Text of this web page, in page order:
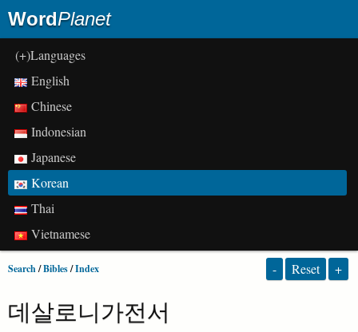
WordPlanet
(+)Languages
English
Chinese
Indonesian
Japanese
Korean
Thai
Vietnamese
Search/Bibles/Index - Reset +
데살로니가전서